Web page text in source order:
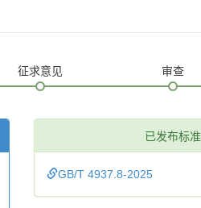
征求意见 审查
已发布标准
GB/T 4937.8-2025